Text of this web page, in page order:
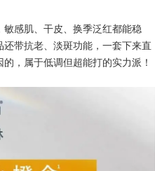
感肌、干皮、换季泛红都能稳
带抗老、淡斑功能，一套下来直
，属于低调但超能打的实力派！